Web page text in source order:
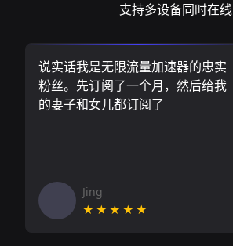
支持多设备同时在线
说实话我是无限流量加速器的忠实
粉丝。先订阅了一个月，然后给我
的妻子和女儿都订阅了
Jing
★★★★★